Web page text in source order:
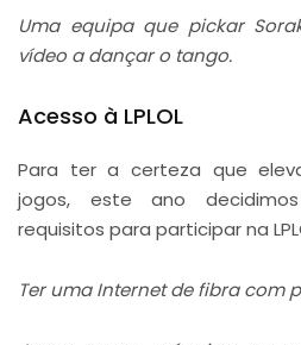
Uma equipa que pickar
vídeo a dançar o tango.
Acesso à LPLOL
Para ter a certeza que
jogos, este ano
requisitos para participar na
Ter uma Internet de fibra com